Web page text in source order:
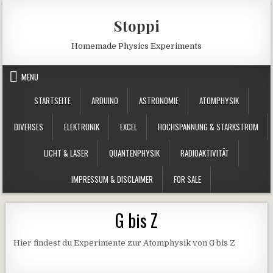
Stoppi
Homemade Physics Experiments
MENU
STARTSEITE
ARDUINO ASTRONOMIE ATOMPHYSIK
DIVERSES ELEKTRONIK EXCEL HOCHSPANNUNG & STARKSTROM
LICHT & LASER QUANTENPHYSIK RADIOAKTIVITÄT
IMPRESSUM & DISCLAIMER FOR SALE
G bis Z
Hier findest du Experimente zur Atomphysik von G bis Z